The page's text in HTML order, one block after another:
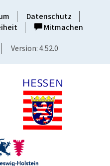
Datenschutz
Mitmachen
Version: 4.52.0